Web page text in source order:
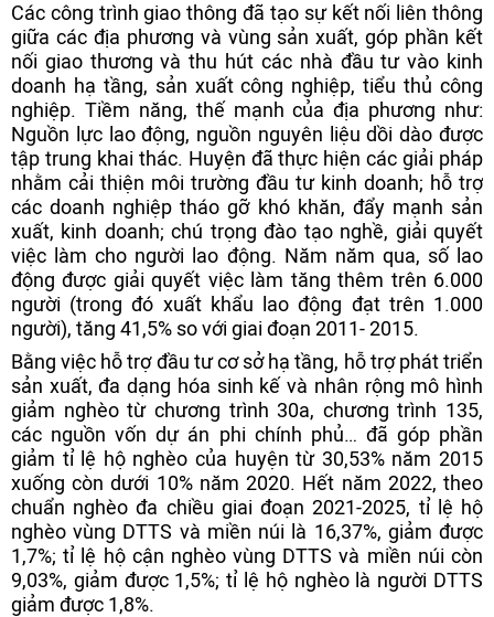
Các công trình giao thông đã tạo sự kết nối liên thông
giữa các địa phương và vùng sản xuất, góp phần kết
nối giao thương và thu hút các nhà đầu tư vào kinh
doanh hạ tầng, sản xuất công nghiệp, tiểu thủ công
nghiệp. Tiềm năng, thế mạnh của địa phương như:
Nguồn lực lao động, nguồn nguyên liệu dồi dào được
tập trung khai thác. Huyện đã thực hiện các giải pháp
nhằm cải thiện môi trường đầu tư kinh doanh; hỗ trợ
các doanh nghiệp tháo gỡ khó khăn, đẩy mạnh sản
xuất, kinh doanh; chú trọng đào tạo nghề, giải quyết
việc làm cho người lao động. Năm năm qua, số lao
động được giải quyết việc làm tăng thêm trên 6.000
người (trong đó xuất khẩu lao động đạt trên 1.000
người), tăng 41,5% so với giai đoạn 2011- 2015.
Bằng việc hỗ trợ đầu tư cơ sở hạ tầng, hỗ trợ phát triển
sản xuất, đa dạng hóa sinh kế và nhân rộng mô hình
giảm nghèo từ chương trình 30a, chương trình 135,
các nguồn vốn dự án phi chính phủ… đã góp phần
giảm tỉ lệ hộ nghèo của huyện từ 30,53% năm 2015
xuống còn dưới 10% năm 2020. Hết năm 2022, theo
chuẩn nghèo đa chiều giai đoạn 2021-2025, tỉ lệ hộ
nghèo vùng DTTS và miền núi là 16,37%, giảm được
1,7%; tỉ lệ hộ cận nghèo vùng DTTS và miền núi còn
9,03%, giảm được 1,5%; tỉ lệ hộ nghèo là người DTTS
giảm được 1,8%.